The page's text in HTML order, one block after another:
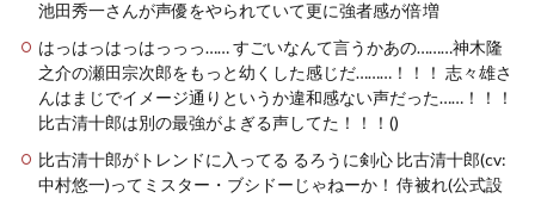
池田秀一さんが声優をやられていて更に強者感が倍増
はっはっはっはっっっ…… すごいなんて言うかあの………神木隆
之介の瀬田宗次郎をもっと幼くした感じだ………！！！ 志々雄さ
んはまじでイメージ通りというか違和感ない声だった……！！！
比古清十郎は別の最強がよぎる声してた！！！()
比古清十郎がトレンドに入ってる るろうに剣心 比古清十郎(cv:
中村悠一)ってミスター・ブシドーじゃねーか！ 侍被れ(公式設